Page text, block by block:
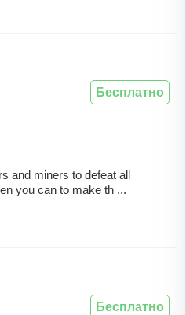
and miners to defeat all
you can to make th ...
Бесплатно
Бесплатно